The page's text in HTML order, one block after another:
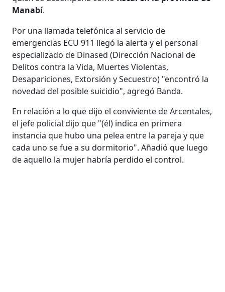
Manabí.
Por una llamada telefónica al servicio de
emergencias ECU 911 llegó la alerta y el personal
especializado de Dinased (Dirección Nacional de
Delitos contra la Vida, Muertes Violentas,
Desapariciones, Extorsión y Secuestro) "encontró la
novedad del posible suicidio", agregó Banda.
En relación a lo que dijo el conviviente de Arcentales,
el jefe policial dijo que "(él) indica en primera
instancia que hubo una pelea entre la pareja y que
cada uno se fue a su dormitorio". Añadió que luego
de aquello la mujer habría perdido el control.